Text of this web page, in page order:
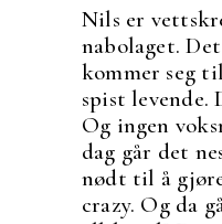
kr 249.
kr 149.
Nils er
nabolaget.
kommer seg
spist levende.
Og ingen
dag går det
nødt til å
crazy. Og da